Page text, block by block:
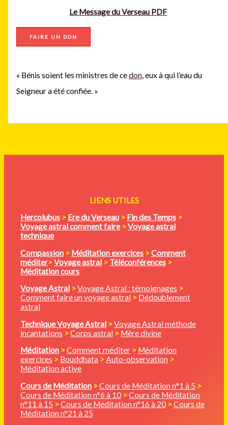
Le Message du Verseau PDF
FAIRE UN DON
« Bénis soient les ministres de cedon, eux à qui l’eau du
Seigneur a été confiée. »
LIENS UTILES
Hercolubus > Ere du Verseau > Fin des Temps >
Voyage astral comment faire >Voyage astral
technique
Compassion > Méditationexercices >Comment
méditer>Voyage astral > Téléconférences >
Méditation cours
Voyage Astral >Voyage Astral : témoignages >
Comment faire un voyage astral > Dédoublement
astral
Technique Voyage Astral >Voyage Astral méthode
incantations >Corps astral > Mère divine
Méditation >Comment méditer > Méditation
exercices > Bouddhata >Auto-observation >
Méditation active
Cours de Méditation >Cours de Méditation n°1 à 5 >
Cours de Méditation n°6 à 10 >Cours de Méditation
n°11 à 15 >Cours de Méditation n°16 à 20 >Cours de
Méditation n°21 à 25